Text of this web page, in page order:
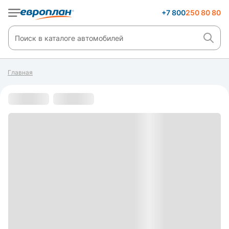
+7 800250 80 80
Главная